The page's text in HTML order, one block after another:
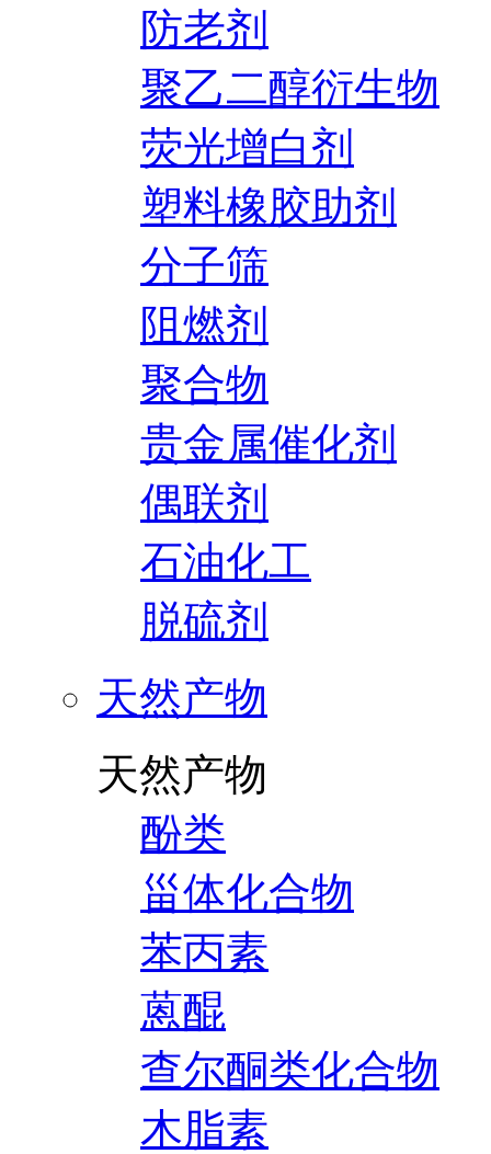
防老剂
聚乙二醇衍生物
荧光增白剂
塑料橡胶助剂
分子筛
阻燃剂
聚合物
贵金属催化剂
偶联剂
石油化工
脱硫剂
天然产物
天然产物
酚类
甾体化合物
苯丙素
蒽醌
查尔酮类化合物
木脂素